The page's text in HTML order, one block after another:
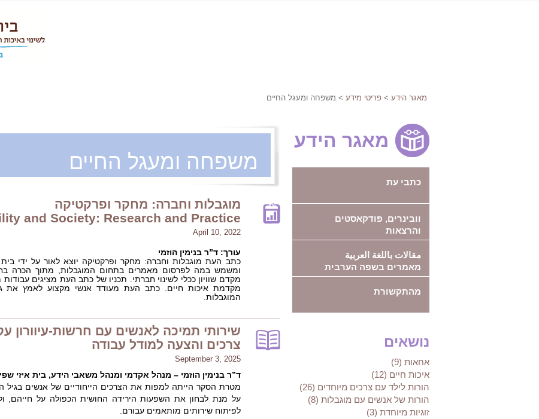
מאגר הידע > פריטי מידע > משפחה ומעגל החיים
משפחה ומעגל החיים
מוגבלות וחברה: מחקר ופרקטיקה
and Society: Research and Practice
April 10, 2022
עורך: ד”ר בנימין הוזמי
כתב העת מוגבלות וחברה: מחקר ופרקטיקה יוצא לאור על ידי
ומשמש במה לפרסום מאמרים בתחום המוגבלות, מתוך הכרה
מקדם שוויון ככלי לשינוי חברתי. תכניו של כתב העת מציגים
מקדמת איכות חיים. כתב העת מעודד אנשי מקצוע לאמץ את
המוגבלות.
שירותי תמיכה לאנשים עם חרשות-עיוורון
צרכים והצעה למודל עבודה
September 3, 2025
ד”ר בנימין הוזמי – מנהל אקדמי ומנהל משאבי הידע, בית איזי
מטרת הסקר הייתה למפות את הצרכים הייחודיים של אנשים בגיל
על מנת לבחון את השפעות הירידה החושית הכפולה על חייהם,
לפיתוח שירותים מותאמים עבורם.
מאגר הידע
כתבי עת
וובינרים, פודקאסטים
והרצאות
مقالات باللغة العربية
מאמרים בשפה הערבית
מהתקשורת
נושאים
אחאות (9)
איכות חיים (12)
הורות לילד עם צרכים מיוחדים (26)
הורות של אנשים עם מוגבלות (8)
זוגיות מיוחדת (3)